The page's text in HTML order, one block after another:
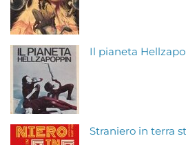
Il pianeta
Straniero in terra